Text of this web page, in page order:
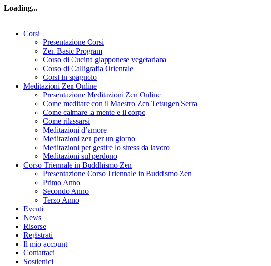
Loading...
Corsi
Presentazione Corsi
Zen Basic Program
Corso di Cucina giapponese vegetariana
Corso di Calligrafia Orientale
Corsi in spagnolo
Meditazioni Zen Online
Presentazione Meditazioni Zen Online
Come meditare con il Maestro Zen Tetsugen Serra
Come calmare la mente e il corpo
Come rilassarsi
Meditazioni d’amore
Meditazioni zen per un giorno
Meditazioni per gestire lo stress da lavoro
Meditazioni sul perdono
Corso Triennale in Buddhismo Zen
Presentazione Corso Triennale in Buddismo Zen
Primo Anno
Secondo Anno
Terzo Anno
Eventi
News
Risorse
Registrati
Il mio account
Contattaci
Sostienici